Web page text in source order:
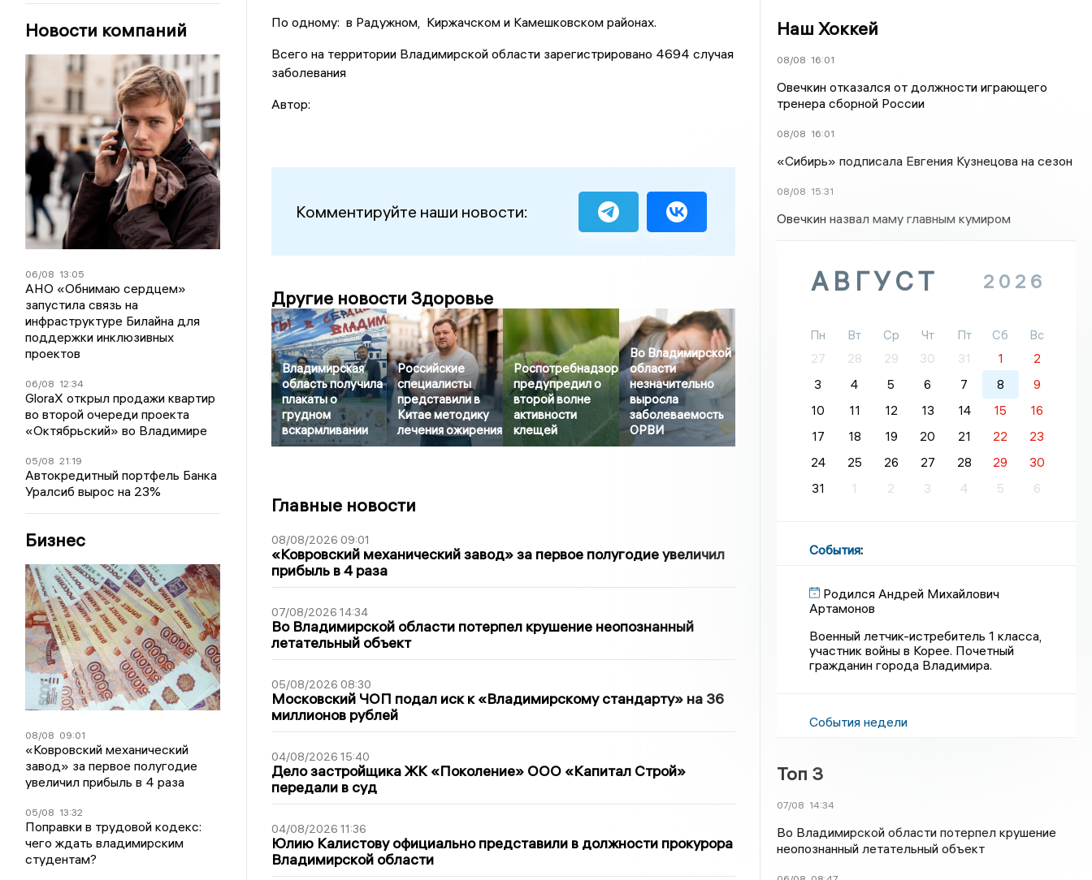
Новости компаний
06/08 13:05
АНО «Обнимаю сердцем»
запустила связь на
инфраструктуре Билайна для
поддержки инклюзивных
проектов
06/08 12:34
GloraX открыл продажи квартир
во второй очереди проекта
«Октябрьский» во Владимире
05/08 21:19
Автокредитный портфель Банка
Уралсиб вырос на 23%
Бизнес
08/08 09:01
«Ковровский механический
завод» за первое полугодие
увеличил прибыль в 4 раза
05/08 13:32
Поправки в трудовой кодекс:
чего ждать владимирским
студентам?
По одному: в Радужном, Киржачском и Камешковском районах.
Всего на территории Владимирской области зарегистрировано 4694 случая
заболевания
Автор:
Комментируйте наши новости:
Другие новости Здоровье
Владимирская
область получила
плакаты о
грудном
вскармливании
Российские
специалисты
представили в
Китае методику
лечения ожирения
Роспотребнадзор
предупредил о
второй волне
активности
клещей
Во Владимирской
области
незначительно
выросла
заболеваемость
ОРВИ
Главные новости
08/08/2026 09:01
«Ковровский механический завод» за первое полугодие увеличил
прибыль в 4 раза
07/08/2026 14:34
Во Владимирской области потерпел крушение неопознанный
летательный объект
05/08/2026 08:30
Московский ЧОП подал иск к «Владимирскому стандарту» на 36
миллионов рублей
04/08/2026 15:40
Дело застройщика ЖК «Поколение» ООО «Капитал Строй»
передали в суд
04/08/2026 11:36
Юлию Калистову официально представили в должности прокурора
Владимирской области
Наш Хоккей
08/08 16:01
Овечкин отказался от должности играющего
тренера сборной России
08/08 16:01
«Сибирь» подписала Евгения Кузнецова на сезон
08/08 15:31
Овечкин назвал маму главным кумиром
АВГУСТ 2026
Пн Вт Ср Чт Пт Сб
Вс
27
28 29 30 31 1
2
3
4 5 6 7 8
9
10
11 12 13 14 15
16
17
18 19 20 21 22
23
24
25 26 27 28 29
30
31
1 2 3 4 5 6
События:
Родился Андрей Михайлович
Артамонов
Военный летчик-истребитель 1 класса,
участник войны в Корее. Почетный
гражданин города Владимира.
События недели
Топ 3
07/08 14:34
Во Владимирской области потерпел крушение
неопознанный летательный объект